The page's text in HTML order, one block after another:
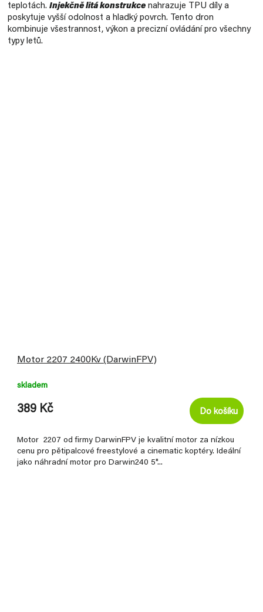
teplotách. Injekčně litá konstrukce nahrazuje TPU díly a
poskytuje vyšší odolnost a hladký povrch. Tento dron
kombinuje všestrannost, výkon a precizní ovládání pro všechny
typy letů.
Motor 2207 2400Kv (DarwinFPV)
skladem
389 Kč Do košíku
Motor 2207 od firmy DarwinFPV je kvalitní motor za nízkou
cenu pro pětipalcové freestylové a cinematic koptéry. Ideální
jako náhradní motor pro Darwin240 5"...